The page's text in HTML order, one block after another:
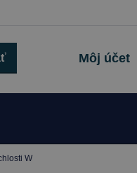
Môj účet
W